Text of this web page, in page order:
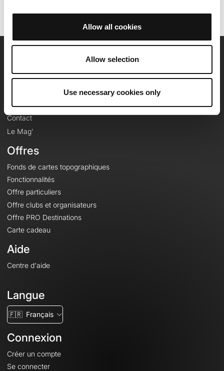
Allow all cookies
Allow selection
Use necessary cookies only
Equipe
À propos
Contact
Le Mag'
Offres
Fonds de cartes topographiques
Fonctionnalités
Offre particuliers
Offre clubs et organisateurs
Offre PRO Destinations
Carte cadeau
Aide
Centre d'aide
Langue
🇫🇷 Français
Connexion
Créer un compte
Se connecter